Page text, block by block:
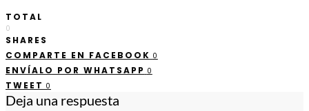
TOTAL
0
SHARES
COMPARTE EN FACEBOOK 0
ENVÍALO POR WHATSAPP 0
TWEET 0
Deja una respuesta